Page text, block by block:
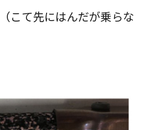
こて先にはんだが乗らな